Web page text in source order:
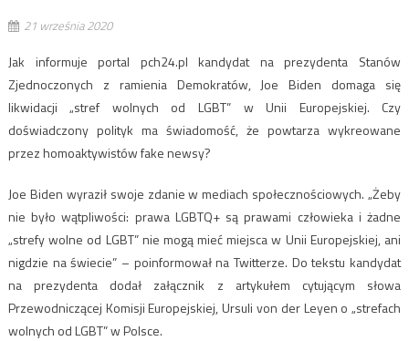
21 września 2020
Jak informuje portal pch24.pl kandydat na prezydenta Stanów
Zjednoczonych z ramienia Demokratów, Joe Biden domaga się
likwidacji „stref wolnych od LGBT” w Unii Europejskiej. Czy
doświadczony polityk ma świadomość, że powtarza wykreowane
przez homoaktywistów fake newsy?
Joe Biden wyraził swoje zdanie w mediach społecznościowych. „Żeby
nie było wątpliwości: prawa LGBTQ+ są prawami człowieka i żadne
„strefy wolne od LGBT” nie mogą mieć miejsca w Unii Europejskiej, ani
nigdzie na świecie” – poinformował na Twitterze. Do tekstu kandydat
na prezydenta dodał załącznik z artykułem cytującym słowa
Przewodniczącej Komisji Europejskiej, Ursuli von der Leyen o „strefach
wolnych od LGBT” w Polsce.